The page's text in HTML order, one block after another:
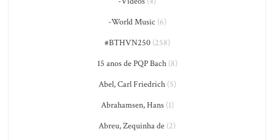
-World Music (6)
#BTHVN250(258)
15 anos de PQP Bach(8)
Abel, Carl Friedrich(5)
Abrahamsen, Hans(1)
Abreu, Zequinha de (2)